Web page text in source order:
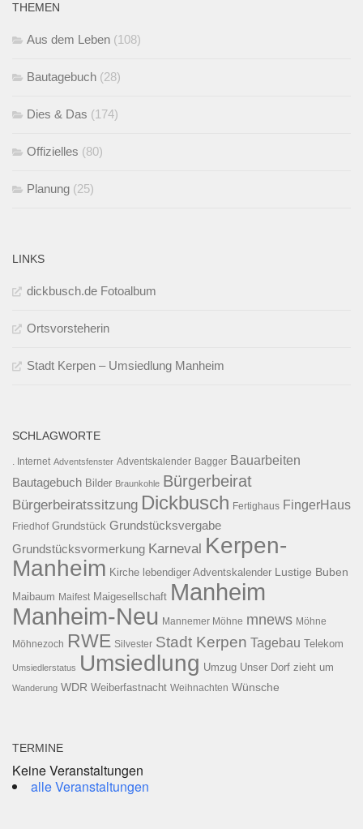
THEMEN
Aus dem Leben (108)
Bautagebuch (28)
Dies & Das (174)
Offizielles (80)
Planung (25)
LINKS
dickbusch.de Fotoalbum
Ortsvorsteherin
Stadt Kerpen – Umsiedlung Manheim
SCHLAGWORTE
. Internet Adventsfenster Adventskalender Bagger Bauarbeiten
Bautagebuch Bilder Braunkohle Bürgerbeirat
Bürgerbeiratssitzung Dickbusch Fertighaus FingerHaus
Friedhof Grundstück Grundstücksvergabe
Grundstücksvormerkung Karneval Kerpen-
Manheim Kirche lebendiger Adventskalender Lustige Buben
Maibaum Maifest Maigesellschaft Manheim
Manheim-Neu Mannemer Möhne mnews Möhne
Möhnezoch RWE Silvester Stadt Kerpen Tagebau Telekom
Umsiedlerstatus Umsiedlung Umzug Unser Dorf zieht um
Wanderung WDR Weiberfastnacht Weihnachten Wünsche
TERMINE
Keine Veranstaltungen
alle Veranstaltungen